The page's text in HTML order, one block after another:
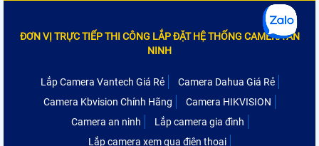
ĐƠN VỊ TRỰC TIẾP THI CÔNG LẮP ĐẶT HỆ THỐNG CAMERA AN
NINH
Lắp Camera Vantech Giá Rẻ
Camera Dahua Giá Rẻ
Camera Kbvision Chính Hãng
Camera HIKVISION
Camera an ninh
Lắp camera gia đình
Lắp camera xem qua điện thoại